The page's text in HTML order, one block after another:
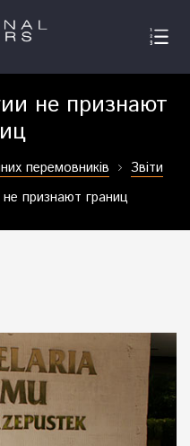
не признают
перемовників
Звіти
признают границ